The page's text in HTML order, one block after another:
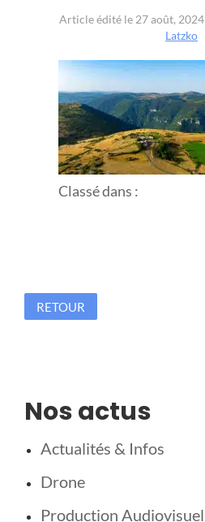
Article édité le 27 août, 2024
Latzko
Classé dans :
RETOUR
Nos actus
Actualités & Infos
Drone
Production